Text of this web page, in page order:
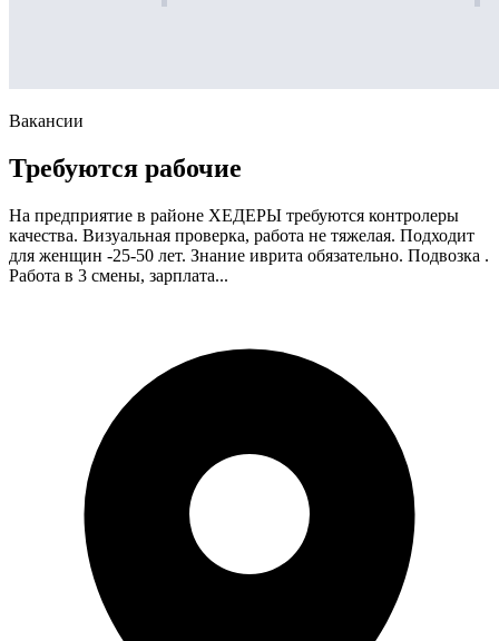
Вакансии
Требуются рабочие
На предприятие в районе ХЕДЕРЫ требуются контролеры
качества. Визуальная проверка, работа не тяжелая. Подходит
для женщин -25-50 лет. Знание иврита обязательно. Подвозка .
Работа в 3 смены, зарплата...